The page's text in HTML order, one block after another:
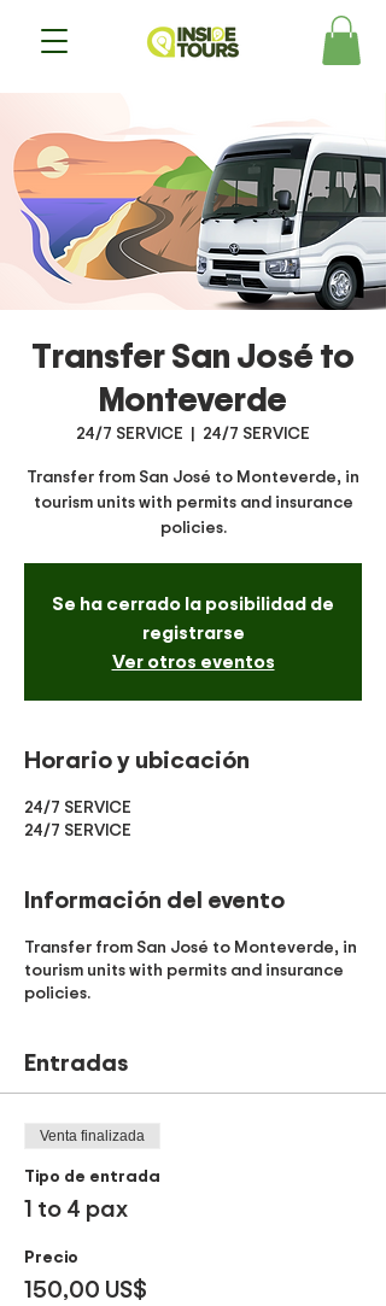
Transfer San José to
Monteverde
24/7 SERVICE
  |
24/7 SERVICE
Transfer from San José to Monteverde, in
tourism units with permits and insurance
policies.
Se ha cerrado la posibilidad de
registrarse
Ver otros eventos
Horario y ubicación
24/7 SERVICE
24/7 SERVICE
Información del evento
Transfer from San José to Monteverde, in
tourism units with permits and insurance
policies.
Entradas
Venta finalizada
Tipo de entrada
1 to 4 pax
Precio
150,00 US$